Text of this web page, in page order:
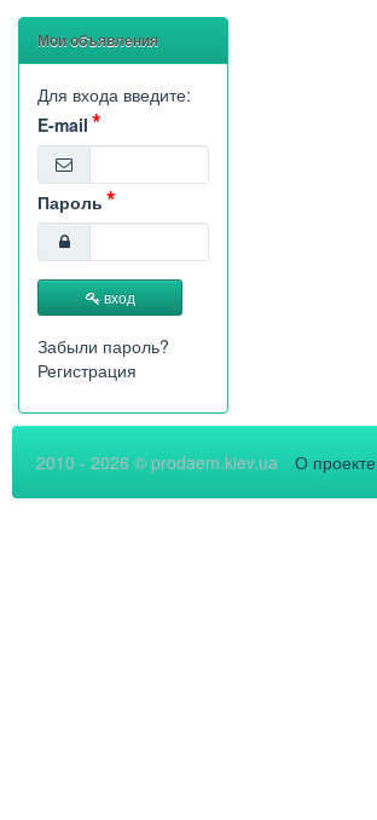
Мои объявления
Для входа введите:
E-mail
Пароль
вход
Забыли пароль?
Регистрация
2010 - 2026 © prodaem.kiev.ua О проекте